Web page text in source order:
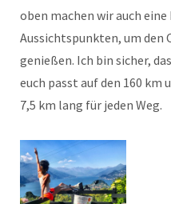
oben machen wir auch eine
Aussichtspunkten, um den
genießen. Ich bin sicher,
euch passt auf den 160 km
7,5 km lang für jeden Weg.